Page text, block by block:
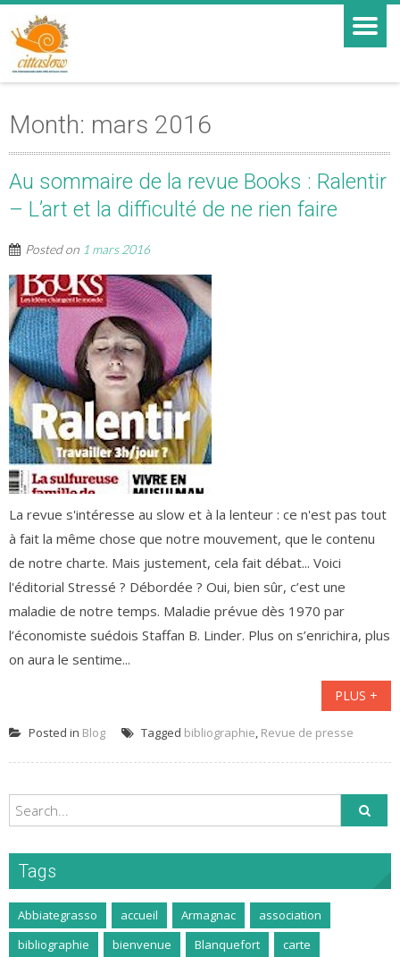
Month: mars 2016
Au sommaire de la revue Books : Ralentir
– L’art et la difficulté de ne rien faire
Posted on 1 mars 2016
La revue s'intéresse au slow et à la lenteur : ce n'est pas tout
à fait la même chose que notre mouvement, que le contenu
de notre charte. Mais justement, cela fait débat... Voici
l'éditorial Stressé ? Débordée ? Oui, bien sûr, c’est une
maladie de notre temps. Maladie prévue dès 1970 par
l’économiste suédois Staffan B. Linder. Plus on s’enrichira, plus
on aura le sentime...
PLUS +
Posted in Blog Tagged bibliographie, Revue de presse
Tags
Abbiategrasso accueil Armagnac
association
bibliographie
bienvenue Blanquefort
carte